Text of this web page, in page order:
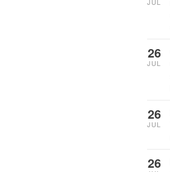
26
JUL
26
JUL
26